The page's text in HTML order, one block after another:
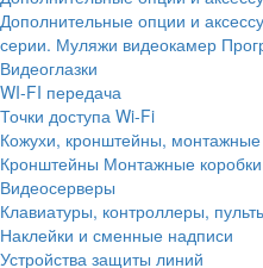
Дополнительные опции и
серии. Муляжи видеокамер
Видеоглазки
WI-FI передача
Точки доступа Wi-Fi
Кожухи, кронштейны, монтажные
Кронштейны Монтажные коробки
Видеосерверы
Клавиатуры, контроллеры,
Наклейки и сменные надписи
Устройства защиты линий